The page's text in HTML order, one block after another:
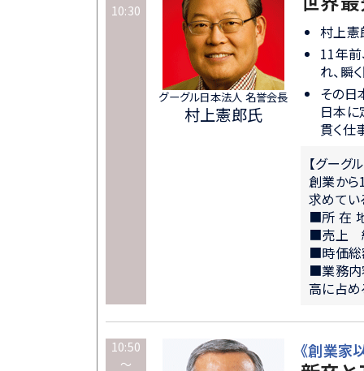
10:30
グーグル日本法人 名誉会長
村上憲郎氏
村上憲
11年前
れ、瞬
その日
日本に
貫く仕
【グーグ
創業から
求めてい
■所 在
■売上
■時価
■業務内
高に占
10:50
～
《創業家